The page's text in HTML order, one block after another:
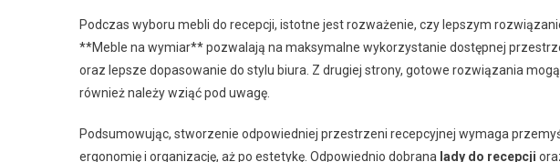
Podczas wyboru mebli do recepcji, istotne jest rozważenie, czy lepszym
**Meble na wymiar** pozwalają na maksymalne wykorzystanie dostępnej
oraz lepsze dopasowanie do stylu biura. Z drugiej strony, gotowe rozwiązania
również należy wziąć pod uwagę.
Podsumowując, stworzenie odpowiedniej przestrzeni recepcyjnej wymaga
ergonomię i organizację, aż po estetykę. Odpowiednio dobrana lady do recepcji